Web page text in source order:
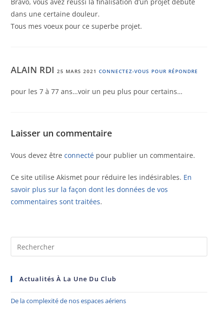
dans une certaine douleur.
Tous mes voeux pour ce superbe projet.
ALAIN RDI25 MARS 2021 CONNECTEZ-VOUS POUR RÉPONDRE
pour les 7 à 77 ans…voir un peu plus pour certains…
Laisser un commentaire
Vous devez êtreconnecté pour publier un commentaire.
Ce site utilise Akismet pour réduire les indésirables. En
savoir plus sur la façon dont les données de vos
commentaires sont traitées.
Actualités À La Une Du Club
De la complexité de nos espaces aériens